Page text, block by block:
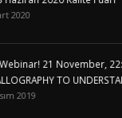
RESULTS